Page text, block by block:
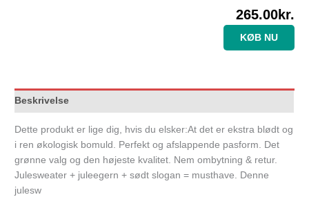
265.00kr.
KØB NU
Beskrivelse
Dette produkt er lige dig, hvis du elsker:At det er ekstra blødt og
i ren økologisk bomuld. Perfekt og afslappende pasform. Det
grønne valg og den højeste kvalitet. Nem ombytning & retur.
Julesweater + juleegern + sødt slogan = musthave. Denne
julesw